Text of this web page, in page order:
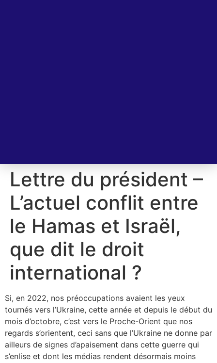
Lettre du président –
L’actuel conflit entre
le Hamas et Israël,
que dit le droit
international ?
Si, en 2022, nos préoccupations avaient les yeux
tournés vers l’Ukraine, cette année et depuis le début du
mois d’octobre, c’est vers le Proche-Orient que nos
regards s’orientent, ceci sans que l’Ukraine ne donne par
ailleurs de signes d’apaisement dans cette guerre qui
s’enlise et dont les médias rendent désormais moins